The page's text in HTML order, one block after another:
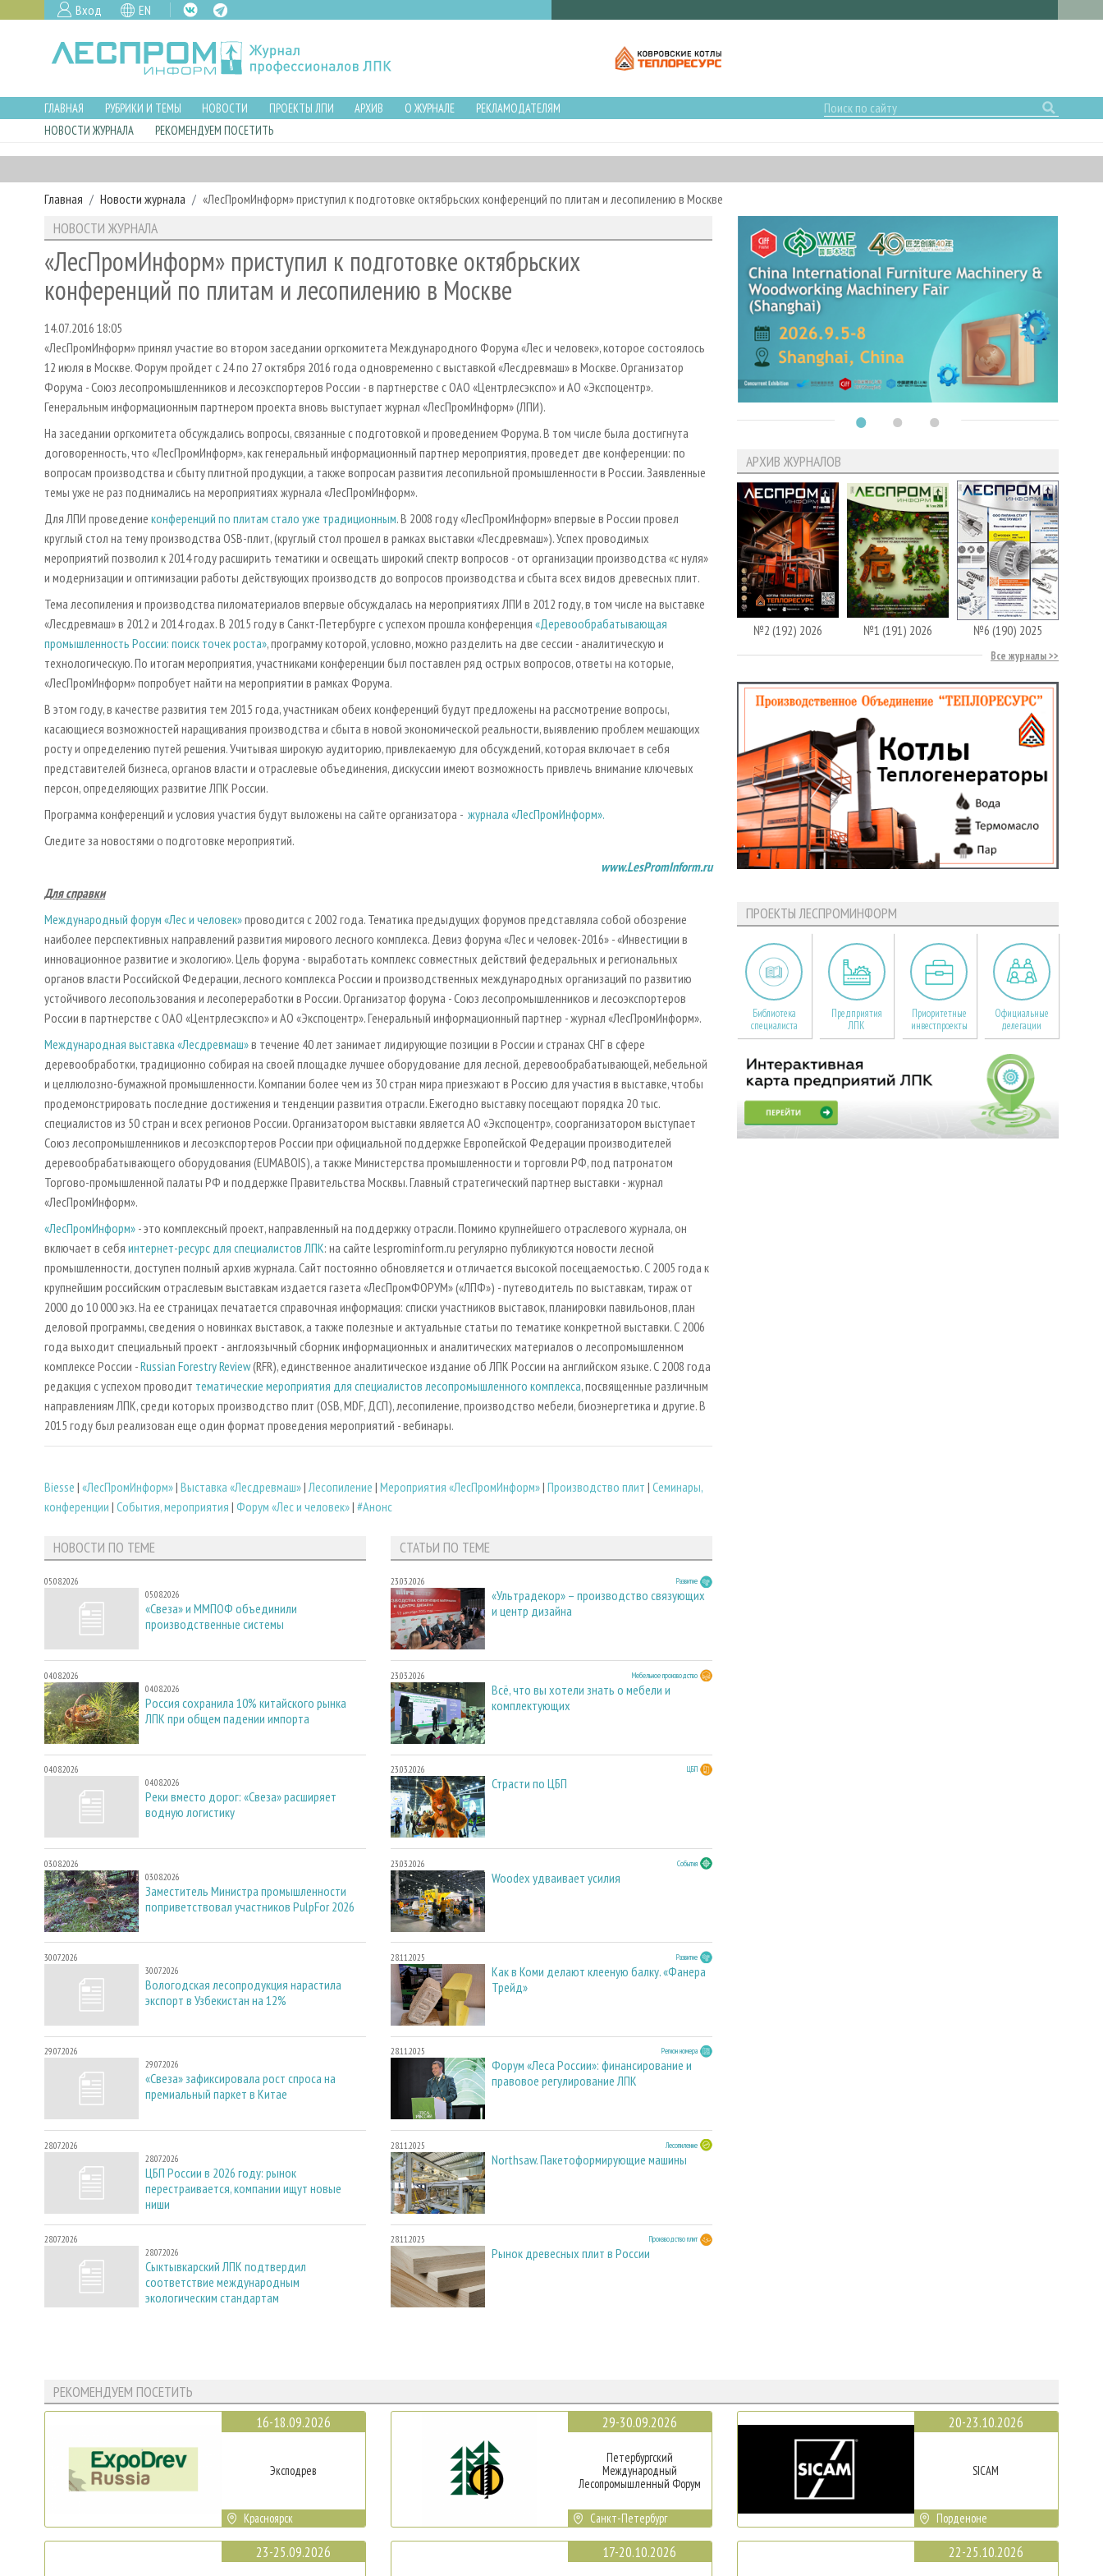
Вход EN
ГЛАВНАЯ РУБРИКИ И ТЕМЫ НОВОСТИ ПРОЕКТЫ ЛПИ АРХИВ О ЖУРНАЛЕ
РЕКЛАМОДАТЕЛЯМ
НОВОСТИ ЖУРНАЛА
РЕКОМЕНДУЕМ ПОСЕТИТЬ
Главная Новости журнала «ЛесПромИнформ» приступил к подготовке октябрьских конференций по плитам и лесопилению в Москве
НОВОСТИ ЖУРНАЛА
«ЛесПромИнформ» приступил к подготовке октябрьских
конференций по плитам и лесопилению в Москве
14.07.2016 18:05
«ЛесПромИнформ» принял участие во втором заседании оргкомитета Международного Форума «Лес и человек», которое состоялось
12 июля в Москве. Форум пройдет с 24 по 27 октября 2016 года одновременно с выставкой «Лесдревмаш» в Москве. Организатор
Форума - Союз лесопромышленников и лесоэкспортеров России - в партнерстве с ОАО «Центрлесэкспо» и АО «Экспоцентр».
Генеральным информационным партнером проекта вновь выступает журнал «ЛесПромИнформ» (ЛПИ).
На заседании оргкомитета обсуждались вопросы, связанные с подготовкой и проведением Форума. В том числе была достигнута
договоренность, что «ЛесПромИнформ», как генеральный информационный партнер мероприятия, проведет две конференции: по
вопросам производства и сбыту плитной продукции, а также вопросам развития лесопильной промышленности в России. Заявленные
темы уже не раз поднимались на мероприятиях журнала «ЛесПромИнформ».
Для ЛПИ проведение конференций по плитам стало уже традиционным. В 2008 году «ЛесПромИнформ» впервые в России провел
круглый стол на тему производства OSB-плит, (круглый стол прошел в рамках выставки «Лесдревмаш»). Успех проводимых
мероприятий позволил к 2014 году расширить тематики и освещать широкий спектр вопросов - от организации производства «с нуля»
и модернизации и оптимизации работы действующих производств до вопросов производства и сбыта всех видов древесных плит.
Тема лесопиления и производства пиломатериалов впервые обсуждалась на мероприятиях ЛПИ в 2012 году, в том числе на выставке
«Лесдревмаш» в 2012 и 2014 годах. В 2015 году в Санкт-Петербурге с успехом прошла конференция «Деревообрабатывающая
промышленность России: поиск точек роста», программу которой, условно, можно разделить на две сессии - аналитическую и
технологическую. По итогам мероприятия, участниками конференции был поставлен ряд острых вопросов, ответы на которые,
«ЛесПромИнформ» попробует найти на мероприятии в рамках Форума.
В этом году, в качестве развития тем 2015 года, участникам обеих конференций будут предложены на рассмотрение вопросы,
касающиеся возможностей наращивания производства и сбыта в новой экономической реальности, выявлению проблем мешающих
росту и определению путей решения. Учитывая широкую аудиторию, привлекаемую для обсуждений, которая включает в себя
представителей бизнеса, органов власти и отраслевые объединения, дискуссии имеют возможность привлечь внимание ключевых
персон, определяющих развитие ЛПК России.
Программа конференций и условия участия будут выложены на сайте организатора - журнала «ЛесПромИнформ».
Следите за новостями о подготовке мероприятий.
www.LesPromInform.ru
Для справки
Международный форум «Лес и человек»проводится с 2002 года. Тематика предыдущих форумов представляла собой обозрение
наиболее перспективных направлений развития мирового лесного комплекса. Девиз форума «Лес и человек-2016» - «Инвестиции в
инновационное развитие и экологию». Цель форума - выработать комплекс совместных действий федеральных и региональных
органов власти Российской Федерации, лесного комплекса России и производственных международных организаций по развитию
устойчивого лесопользования и лесопереработки в России. Организатор форума - Союз лесопромышленников и лесоэкспортеров
России в партнерстве с ОАО «Центрлесэкспо» и АО «Экспоцентр». Генеральный информационный партнер - журнал «ЛесПромИнформ».
Международная выставка «Лесдревмаш»в течение 40 лет занимает лидирующие позиции в России и странах СНГ в сфере
деревообработки, традиционно собирая на своей площадке лучшее оборудование для лесной, деревообрабатывающей, мебельной
и целлюлозно-бумажной промышленности. Компании более чем из 30 стран мира приезжают в Россию для участия в выставке, чтобы
продемонстрировать последние достижения и тенденции развития отрасли. Ежегодно выставку посещают порядка 20 тыс.
специалистов из 50 стран и всех регионов России. Организатором выставки является АО «Экспоцентр», соорганизатором выступает
Союз лесопромышленников и лесоэкспортеров России при официальной поддержке Европейской Федерации производителей
деревообрабатывающего оборудования (EUMABOIS), а также Министерства промышленности и торговли РФ, под патронатом
Торгово-промышленной палаты РФ и поддержке Правительства Москвы. Главный стратегический партнер выставки - журнал
«ЛесПромИнформ».
«ЛесПромИнформ» - это комплексный проект, направленный на поддержку отрасли. Помимо крупнейшего отраслевого журнала, он
включает в себя интернет-ресурс для специалистов ЛПК: на сайте lesprominform.ru регулярно публикуются новости лесной
промышленности, доступен полный архив журнала. Сайт постоянно обновляется и отличается высокой посещаемостью. С 2005 года к
крупнейшим российским отраслевым выставкам издается газета «ЛесПромФОРУМ» («ЛПФ») - путеводитель по выставкам, тираж от
2000 до 10 000 экз. На ее страницах печатается справочная информация: списки участников выставок, планировки павильонов, план
деловой программы, сведения о новинках выставок, а также полезные и актуальные статьи по тематике конкретной выставки. С 2006
года выходит специальный проект - англоязычный сборник информационных и аналитических материалов о лесопромышленном
комплексе России -Russian Forestry Review(RFR), единственное аналитическое издание об ЛПК России на английском языке. С 2008 года
редакция с успехом проводит тематические мероприятия для специалистов лесопромышленного комплекса, посвященные различным
направлениям ЛПК, среди которых производство плит (OSB, MDF, ДСП), лесопиление, производство мебели, биоэнергетика и другие. В
2015 году был реализован еще один формат проведения мероприятий - вебинары.
Biesse | «ЛесПромИнформ»| Выставка «Лесдревмаш»| Лесопиление | Мероприятия «ЛесПромИнформ»| Производство плит | Семинары,
конференции | События, мероприятия | Форум «Лес и человек»| #Анонс
НОВОСТИ ПО ТЕМЕ
05.08.2026
05.08.2026
«Свеза» и ММПОФ объединили
производственные системы
04.08.2026
04.08.2026
Россия сохранила 10% китайского рынка
ЛПК при общем падении импорта
04.08.2026
04.08.2026
Реки вместо дорог: «Свеза» расширяет
водную логистику
03.08.2026
03.08.2026
Заместитель Министра промышленности
поприветствовал участников PulpFor 2026
30.07.2026
30.07.2026
Вологодская лесопродукция нарастила
экспорт в Узбекистан на 12%
29.07.2026
29.07.2026
«Свеза» зафиксировала рост спроса на
премиальный паркет в Китае
28.07.2026
28.07.2026
ЦБП России в 2026 году: рынок
перестраивается, компании ищут новые
ниши
28.07.2026
28.07.2026
Сыктывкарский ЛПК подтвердил
соответствие международным
экологическим стандартам
СТАТЬИ ПО ТЕМЕ
23.03.2026 Развитие
«Ультрадекор» – производство связующих
и центр дизайна
23.03.2026 Мебельное производство
Всё, что вы хотели знать о мебели и
комплектующих
23.03.2026 ЦБП
Страсти по ЦБП
23.03.2026 События
Woodex удваивает усилия
28.11.2025 Развитие
Как в Коми делают клееную балку. «Фанера
Трейд»
28.11.2025 Регион номера
Форум «Леса России»: финансирование и
правовое регулирование ЛПК
28.11.2025 Лесопиление
Northsaw. Пакетоформирующие машины
28.11.2025 Производство плит
Рынок древесных плит в России
АРХИВ ЖУРНАЛОВ
№2 (192) 2026 №1 (191) 2026 №6 (190) 2025
Все журналы
ПРОЕКТЫ ЛЕСПРОМИНФОРМ
Библиотека
специалиста
Предприятия
ЛПК
Приоритетные
инвестпроекты
Официальные
делегации
РЕКОМЕНДУЕМ ПОСЕТИТЬ
16-18.09.2026
Эксподрев
Красноярск
23-25.09.2026
29-30.09.2026
Петербургский
Международный
Лесопромышленный Форум
Санкт-Петербург
17-20.10.2026
20-23.10.2026
SICAM
Порденоне
22-25.10.2026